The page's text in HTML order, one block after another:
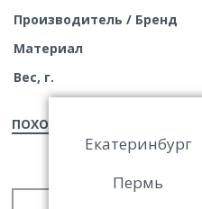
Производитель / Бренд
Материал
Вес, г.
ПОХОЖИЕ ТОВАРЫ
Екатеринбург
Пермь